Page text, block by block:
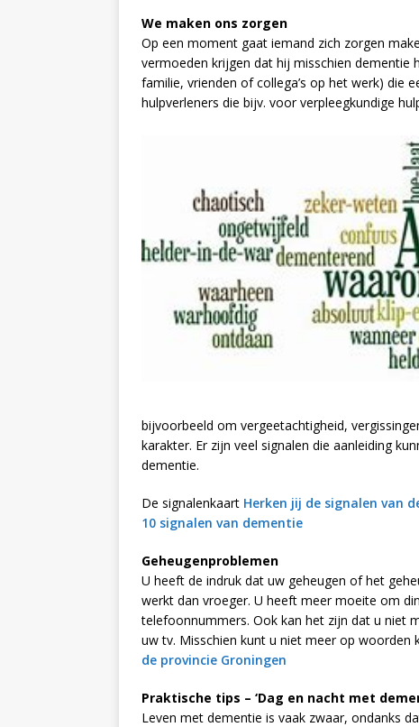
We maken ons zorgen
Op een moment gaat iemand zich zorgen
vermoeden krijgen dat hij misschien
familie, vrienden of collega’s op het werk) die
hulpverleners die bijv. voor verpleegkundige
bijvoorbeeld om vergeetachtigheid,
karakter. Er zijn veel signalen die aanleiding
dementie.
De signalenkaart Herken jij de signalen van
10 signalen van dementie
Geheugenproblemen
U heeft de indruk dat uw geheugen of het
werkt dan vroeger. U heeft meer moeite om
telefoonnummers. Ook kan het zijn dat u niet
uw tv. Misschien kunt u niet meer op
de provincie Groningen
Praktische tips – ‘Dag en nacht met
Leven met dementie is vaak zwaar, ondanks